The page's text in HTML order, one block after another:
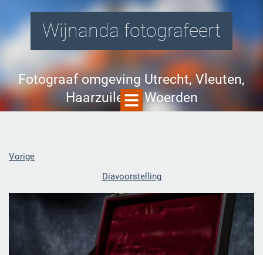
Wijnanda fotografeert
Fotograaf omgeving Utrecht, Vleuten,
Haarzuilens, Woerden
Vorige
Diavoorstelling